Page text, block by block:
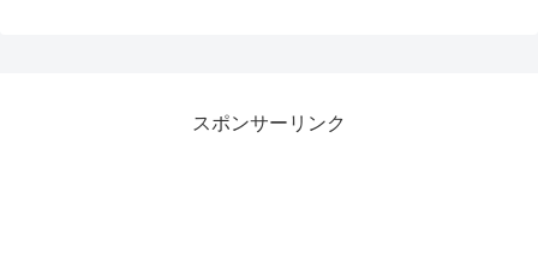
スポンサーリンク